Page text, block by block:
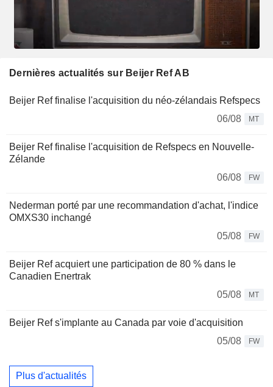
Dernières actualités sur Beijer Ref AB
Beijer Ref finalise l'acquisition du néo-zélandais Refspecs
06/08
MT
Beijer Ref finalise l'acquisition de Refspecs en Nouvelle-
Zélande
06/08
FW
Nederman porté par une recommandation d'achat, l'indice
OMXS30 inchangé
05/08
FW
Beijer Ref acquiert une participation de 80 % dans le
Canadien Enertrak
05/08
MT
Beijer Ref s'implante au Canada par voie d'acquisition
05/08
FW
Plus d'actualités